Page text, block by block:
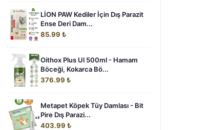
LİON PAW Kediler İçin Dış Parazit
Ense Deri Dam...
85.99 ₺
Oithox Plus Ul 500ml - Hamam
Böceği, Kokarca Bö...
376.99 ₺
Metapet Köpek Tüy Damlası - Bit
Pire Dış Parazi...
403.99 ₺